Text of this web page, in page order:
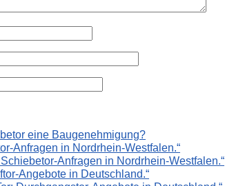
eine Baugenehmigung?
Anfragen in Nordrhein-Westfalen.“
Anfragen in Nordrhein-Westfalen.“
Angebote in Deutschland.“